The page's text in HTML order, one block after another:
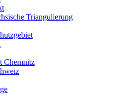
Triangulierung
Chemnitz